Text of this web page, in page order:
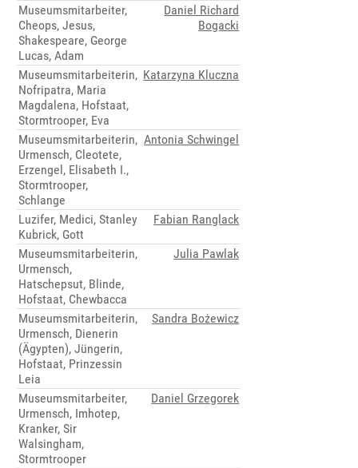
Museumsmitarbeiter,
Cheops, Jesus,
Shakespeare, George
Lucas, Adam
Daniel Richard
Bogacki
Museumsmitarbeiterin,
Nofripatra, Maria
Magdalena, Hofstaat,
Stormtrooper, Eva
Katarzyna Kluczna
Museumsmitarbeiterin,
Urmensch, Cleotete,
Erzengel, Elisabeth I.,
Stormtrooper,
Schlange
Antonia Schwingel
Luzifer, Medici, Stanley
Kubrick, Gott
Fabian Ranglack
Museumsmitarbeiterin,
Urmensch,
Hatschepsut, Blinde,
Hofstaat, Chewbacca
Julia Pawlak
Museumsmitarbeiterin,
Urmensch, Dienerin
(Ägypten), Jüngerin,
Hofstaat, Prinzessin
Leia
Sandra Bożewicz
Museumsmitarbeiter,
Urmensch, Imhotep,
Kranker, Sir
Walsingham,
Stormtrooper
Daniel Grzegorek